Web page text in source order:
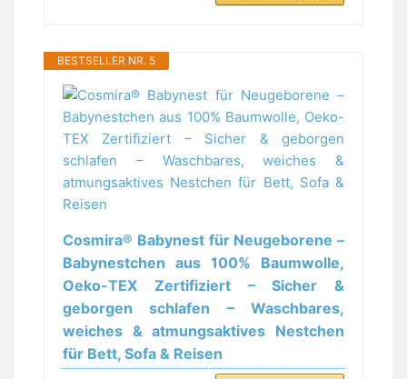
BESTSELLER NR. 5
Cosmira® Babynest für Neugeborene –
Babynestchen aus 100% Baumwolle,
Oeko-TEX Zertifiziert – Sicher &
geborgen schlafen – Waschbares,
weiches & atmungsaktives Nestchen
für Bett, Sofa & Reisen